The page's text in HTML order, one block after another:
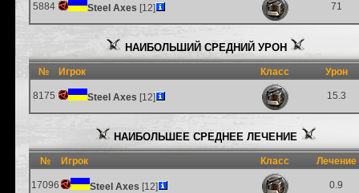
5884 Steel Axes [12] 71
НАИБОЛЬШИЙ СРЕДНИЙ УРОН
№ Игрок Класс Урон
8175 Steel Axes [12] 15.3
НАИБОЛЬШЕЕ СРЕДНЕЕ ЛЕЧЕНИЕ
№ Игрок Класс Лечение
17096 Steel Axes [12] 0.9